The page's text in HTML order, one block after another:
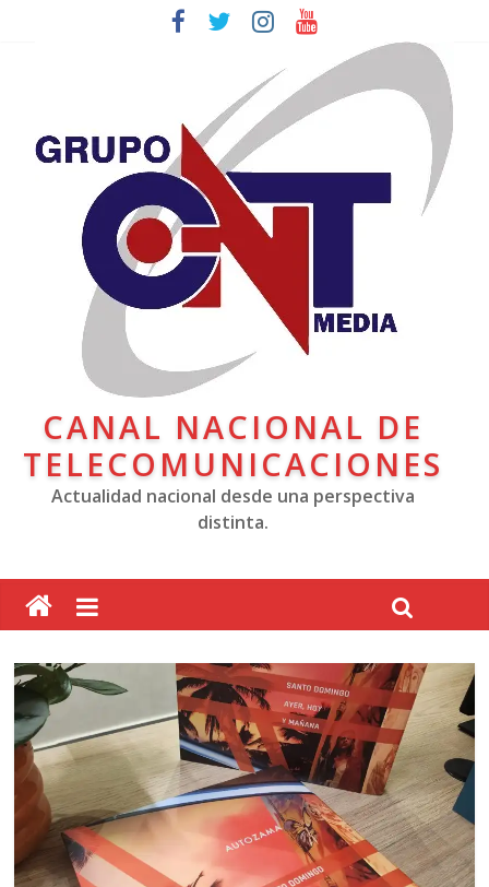
CANAL NACIONAL DE
TELECOMUNICACIONES
Actualidad nacional desde una perspectiva
distinta.